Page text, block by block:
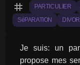
tag PARTICULIER
SéPARATION
Je suis: un
propose mes